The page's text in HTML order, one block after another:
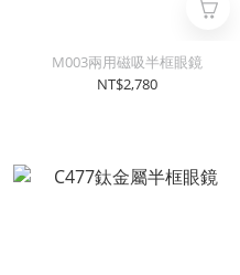
M003兩用磁吸半框眼鏡
NT$2,780